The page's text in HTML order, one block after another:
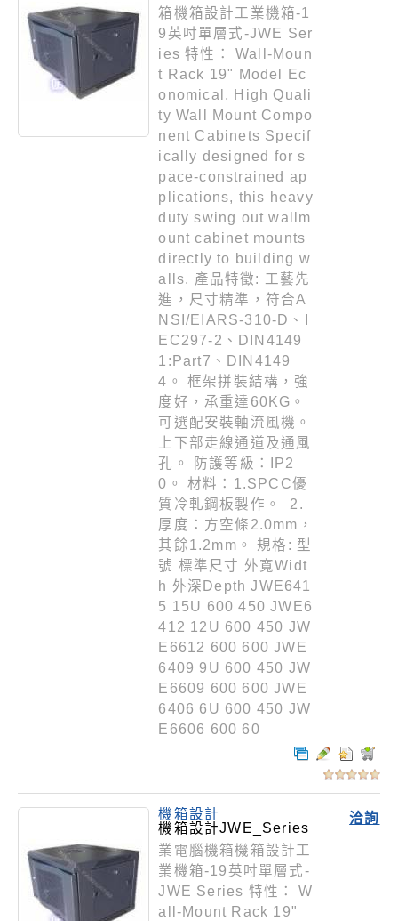
箱機箱設計工業機箱-1
9英吋單層式-JWE Ser
ies 特性： Wall-Moun
t Rack 19" Model Ec
onomical, High Quali
ty Wall Mount Compo
nent Cabinets Specif
ically designed for s
pace-constrained ap
plications, this heavy
duty swing out wallm
ount cabinet mounts
directly to building w
alls. 產品特徵: 工藝先
進，尺寸精準，符合A
NSI/EIARS-310-D、I
EC297-2、DIN4149
1:Part7、DIN4149
4。 框架拼裝結構，強
度好，承重達60KG。
可選配安裝軸流風機。
上下部走線通道及通風
孔。 防護等級：IP2
0。 材料：1.SPCC優
質冷軋鋼板製作。 2.
厚度：方空條2.0mm，
其餘1.2mm。 規格: 型
號 標準尺寸 外寬Widt
h 外深Depth JWE641
5 15U 600 450 JWE6
412 12U 600 450 JW
E6612 600 600 JWE
6409 9U 600 450 JW
E6609 600 600 JWE
6406 6U 600 450 JW
E6606 600 60
洽詢
機箱設計
機箱設計JWE_Series
業電腦機箱機箱設計工
業機箱-19英吋單層式-
JWE Series 特性： W
all-Mount Rack 19"